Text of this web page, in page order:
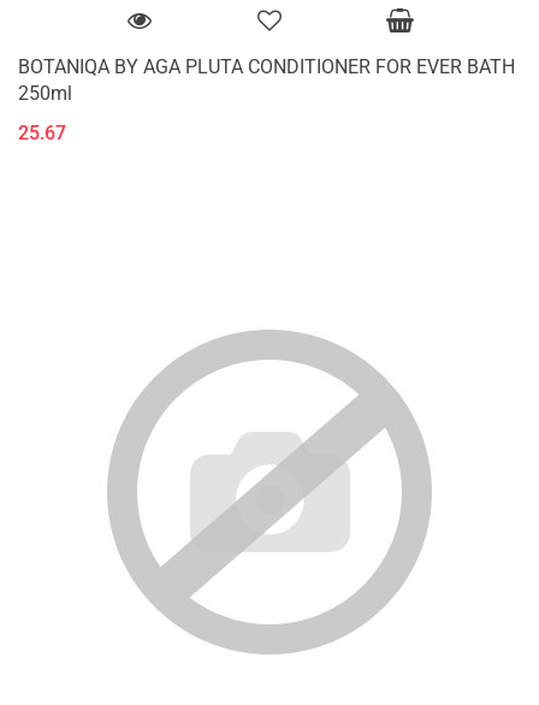
BOTANIQA BY AGA PLUTA CONDITIONER FOR EVER BATH
250ml
25.67